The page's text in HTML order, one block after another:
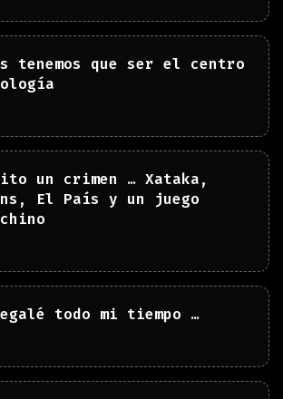
tenemos que ser el centro
un crimen … Xataka,
El País y un juego
todo mi tiempo …